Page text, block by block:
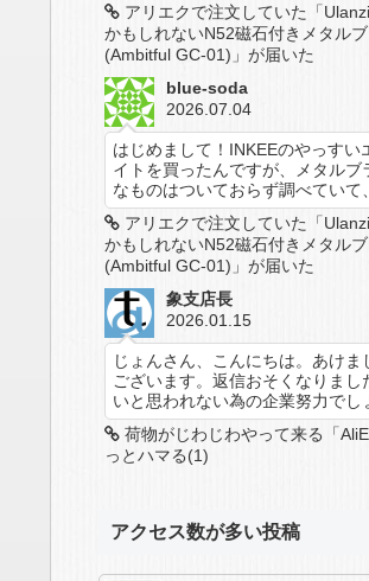
アリエクで注文していた「
かもしれないN52磁石付きメタル
(Ambitful GC-01)」が届いた
blue-soda
2026.07.04
はじめまして！INKEEのやっすい
イトを買ったんですが、メタルブ
なものはついておらず調べていて
アリエクで注文していた「
かもしれないN52磁石付きメタル
(Ambitful GC-01)」が届いた
象支店長
2026.01.15
じょんさん、こんにちは。あけま
ございます。返信おそくなりまし
いと思われない為の企業努力でし
荷物がじわじわやって来る「
っとハマる(1)
アクセス数が多い投稿